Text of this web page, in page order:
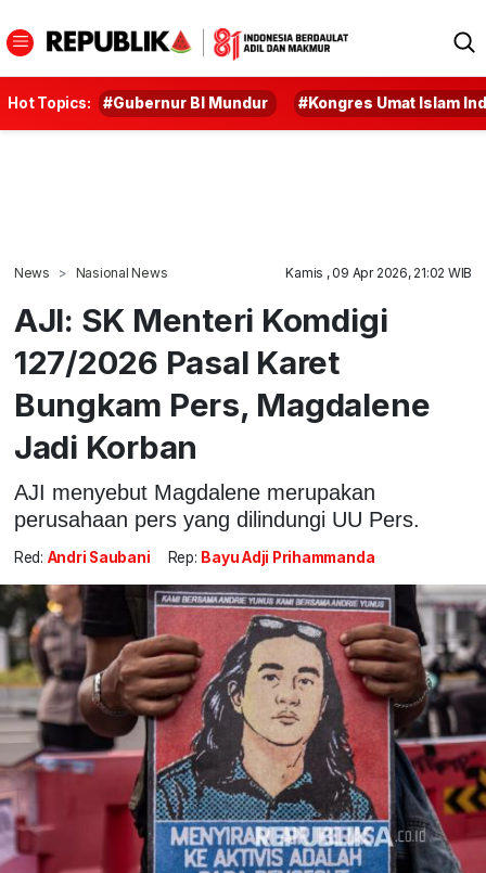
Hot Topics: #Gubernur BI Mundur #Kongres Umat Islam
News Nasional News Kamis , 09 Apr 2026, 21:02 WIB
AJI: SK Menteri Komdigi
127/2026 Pasal Karet
Bungkam Pers, Magdalene
Jadi Korban
AJI menyebut Magdalene merupakan
perusahaan pers yang dilindungi UU Pers.
Red: Andri Saubani Rep: Bayu Adji Prihammanda